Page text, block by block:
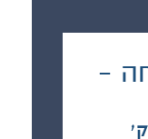
הנחה -
- 02 אוק׳